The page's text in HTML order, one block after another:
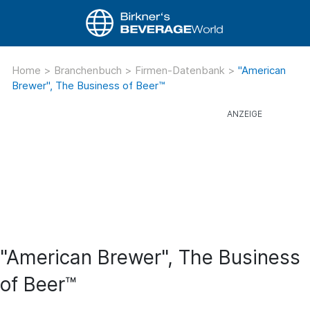
Home > Branchenbuch > Firmen-Datenbank > "American
Brewer", The Business of Beer™
"American Brewer", The Business
of Beer™